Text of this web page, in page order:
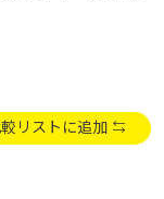
較リストに追加